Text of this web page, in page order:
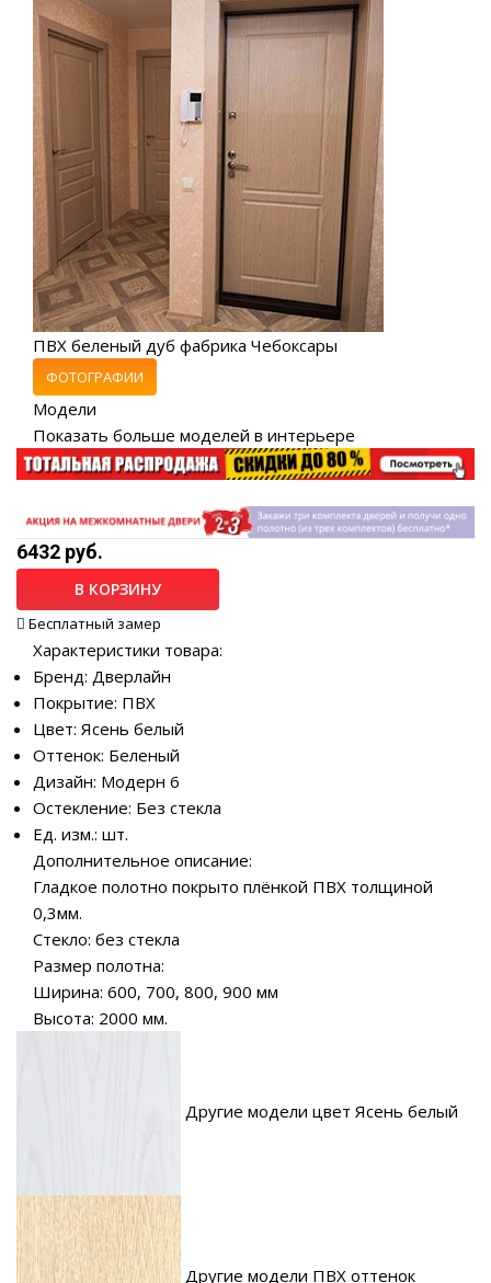
ПВХ беленый дуб фабрика Чебоксары
ФОТОГРАФИИ
Модели
Показать больше моделей в интерьере
6432 руб.
В КОРЗИНУ
Бесплатный замер
Характеристики товара:
Бренд: Дверлайн
Покрытие: ПВХ
Цвет: Ясень белый
Оттенок: Беленый
Дизайн: Модерн 6
Остекление: Без стекла
Ед. изм.: шт.
Дополнительное описание:
Гладкое полотно покрыто плёнкой ПВХ толщиной
0,3мм.
Стекло: без стекла
Размер полотна:
Ширина: 600, 700, 800, 900 мм
Высота: 2000 мм.
Другие модели цвет Ясень белый
Другие модели ПВХ оттенок